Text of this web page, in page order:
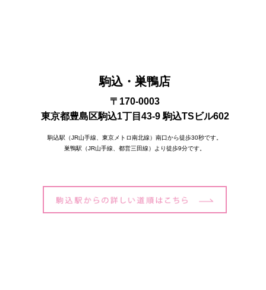
駒込・巣鴨店
〒170-0003
東京都豊島区駒込1丁目43-9 駒込TSビル602
駒込駅（JR山手線、東京メトロ南北線）南口から徒歩30秒です。
巣鴨駅（JR山手線、都営三田線）より徒歩9分です。